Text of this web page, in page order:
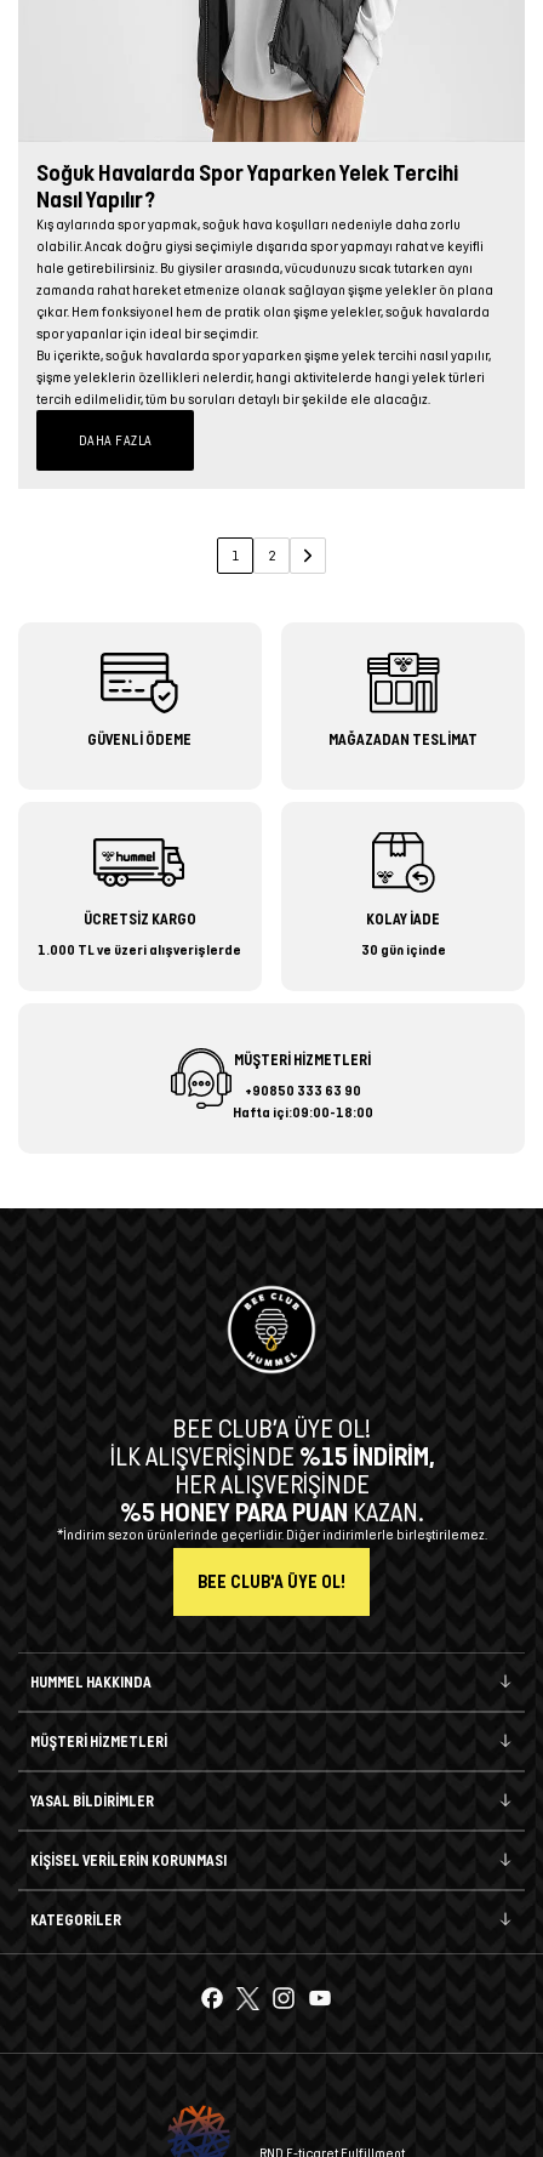
Soğuk Havalarda Spor Yaparken Yelek Tercihi
Nasıl Yapılır?
Kış aylarında spor yapmak, soğuk hava koşulları nedeniyle daha zorlu
olabilir. Ancak doğru giysi seçimiyle dışarıda spor yapmayı rahat ve keyifli
hale getirebilirsiniz. Bu giysiler arasında, vücudunuzu sıcak tutarken aynı
zamanda rahat hareket etmenize olanak sağlayan şişme yelekler ön plana
çıkar. Hem fonksiyonel hem de pratik olan şişme yelekler, soğuk havalarda
spor yapanlar için ideal bir seçimdir.
Bu içerikte, soğuk havalarda spor yaparken şişme yelek tercihi nasıl yapılır,
şişme yeleklerin özellikleri nelerdir, hangi aktivitelerde hangi yelek türleri
tercih edilmelidir, tüm bu soruları detaylı bir şekilde ele alacağız.
DAHA FAZLA
1 2
GÜVENLİ ÖDEME MAĞAZADAN TESLİMAT
ÜCRETSİZ KARGO
1.000 TL ve üzeri alışverişlerde
KOLAY İADE
30 gün içinde
MÜŞTERİ HİZMETLERİ
+90850 333 63 90
Hafta içi:09:00-18:00
HUMMEL HAKKINDA
MÜŞTERİ HİZMETLERİ
YASAL BİLDİRİMLER
KİŞİSEL VERİLERİN KORUNMASI
KATEGORİLER
BEE CLUB’A ÜYE OL!
İLK ALIŞVERİŞİNDE %15 İNDİRİM,
HER ALIŞVERİŞİNDE
%5 HONEY PARA PUAN KAZAN.
*İndirim sezon ürünlerinde geçerlidir. Diğer indirimlerle birleştirilemez.
BEE CLUB'A ÜYE OL!
RND E-ticaret Fulfillment